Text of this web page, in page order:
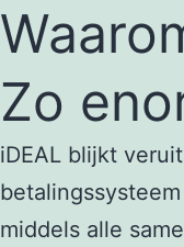
Zo
iDEAL blijkt
middels alle